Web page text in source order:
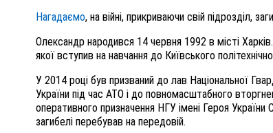
Нагадаємо, на війні, прикриваючи свій підрозділ,
Олександр народився 14 червня 1992 в місті
якої вступив на навчання до Київського
У 2014 році був призваний до лав Національної
України під час АТО і до повномасштабного
оперативного призначення НГУ імені Героя
загибелі перебував на передовій.